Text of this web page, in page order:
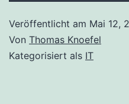
Veröffentlicht am Mai 12,
Von Thomas Knoefel
Kategorisiert als IT